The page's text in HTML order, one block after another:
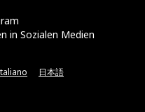
in Sozialen Medien
日本語